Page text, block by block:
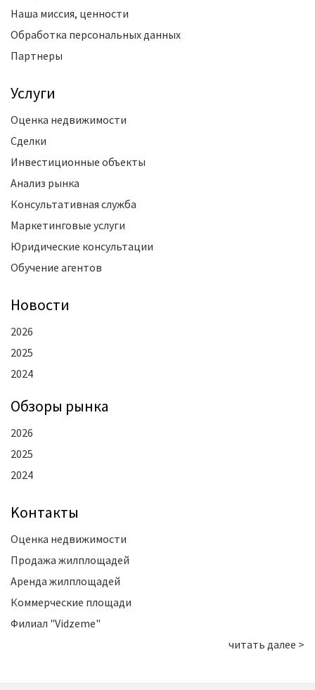
Наша миссия, ценности
Обработка персональных данных
Партнеры
Услуги
Оценка недвижимости
Сделки
Инвестиционные объекты
Анализ рынка
Консультативная служба
Маркетинговые услуги
Юридические консультации
Обучение агентов
Новости
2026
2025
2024
Oбзоры рынка
2026
2025
2024
Kонтакты
Оценка недвижимости
Продажа жилплощадей
Аренда жилплощадей
Коммерческие площади
Филиал "Vidzeme"
читать далее >